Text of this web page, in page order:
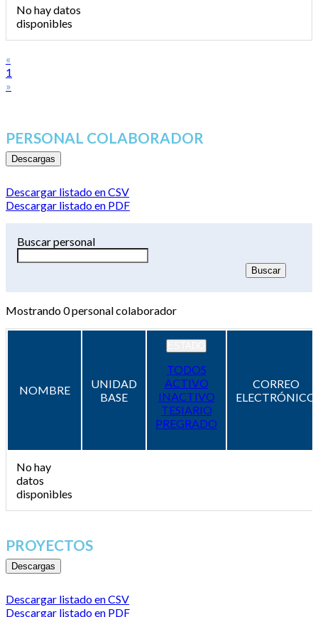
No hay datos
disponibles
«
1
»
PERSONAL COLABORADOR
Descargas
Descargar listado en CSV
Descargar listado en PDF
Buscar personal
Mostrando0personal colaborador
NOMBRE
UNIDAD
BASE
TODOS
ACTIVO
INACTIVO
TESIARIO
PREGRADO
CORREO
ELECTRÓNICO
No hay
datos
disponibles
PROYECTOS
Descargas
Descargar listado en CSV
Descargar listado en PDF